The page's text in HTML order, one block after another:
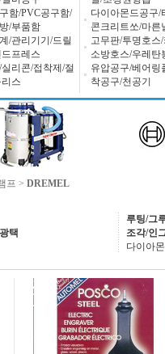
함/PVC공구함/
/부품함
/관리기기/드릴
프레스
리콘/접착제/절
스
다이아몬드공구/
콘크리트쏘/마른
고무판/투명호스
소방호스/우레탄
유압공구/베어링
착공구/천공기
프 > DREMEL
택
루팅/그
조각/인
다이아